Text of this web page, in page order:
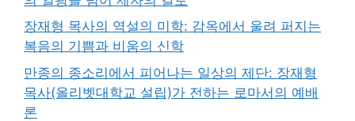
장재형 목사의 역설의 미학: 감옥에서 울려 퍼지는
복음의 기쁨과 비움의 신학
만종의 종소리에서 피어나는 일상의 제단: 장재형
목사(올리벳대학교 설립)가 전하는 로마서의 예배
론